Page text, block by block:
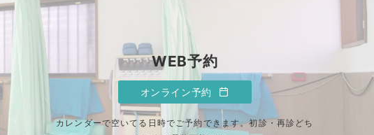
WEB予約
オンライン予約
カレンダーで空いてる日時でご予約できます。初診・再診どち